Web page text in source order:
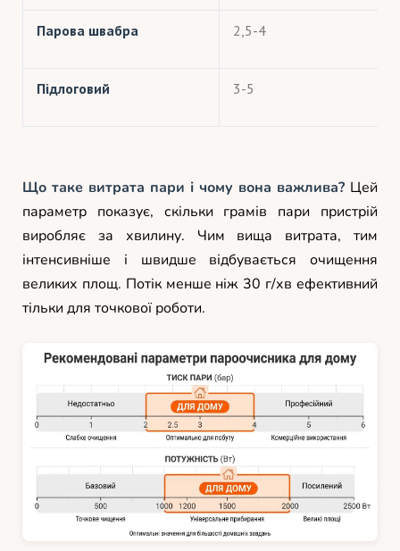
Парова швабра 2,5-4
Підлоговий 3-5
Що таке витрата пари і чому вона важлива? Цей
параметр показує, скільки грамів пари пристрій
виробляє за хвилину. Чим вища витрата, тим
інтенсивніше і швидше відбувається очищення
великих площ. Потік менше ніж 30 г/хв ефективний
тільки для точкової роботи.